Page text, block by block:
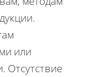
или
Отсутствие